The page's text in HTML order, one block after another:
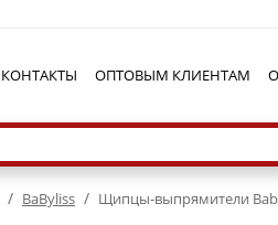
КОНТАКТЫ ОПТОВЫМ КЛИЕНТАМ
/ BaByliss / Щипцы-выпрямители